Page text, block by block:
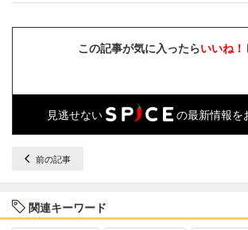
この記事が気に入ったらいいね！
見逃せない の最新情報を
前の記事
関連キーワード